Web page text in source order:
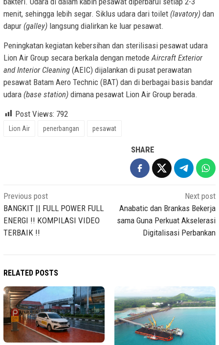
menit, sehingga lebih segar. Siklus udara dari toilet (lavatory) dan
dapur (galley) langsung dialirkan ke luar pesawat.
Peningkatan kegiatan kebersihan dan sterilisasi pesawat udara
Lion Air Group secara berkala dengan metode Aircraft Exterior
and Interior Cleaning (AEIC) dijalankan di pusat perawatan
pesawat Batam Aero Technic (BAT) dan di berbagai basis bandar
udara (base station) dimana pesawat Lion Air Group berada.
Post Views: 792
Lion Air penerbangan pesawat
SHARE
Post
navigation
Previous post
BANGKIT || FULL POWER FULL
ENERGI !! KOMPILASI VIDEO
TERBAIK !!
Next post
Anabatic dan Brankas Bekerja
sama Guna Perkuat Akselerasi
Digitalisasi Perbankan
RELATED POSTS